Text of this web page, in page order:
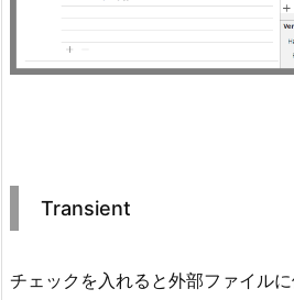
Transient
チェックを入れると外部ファイル